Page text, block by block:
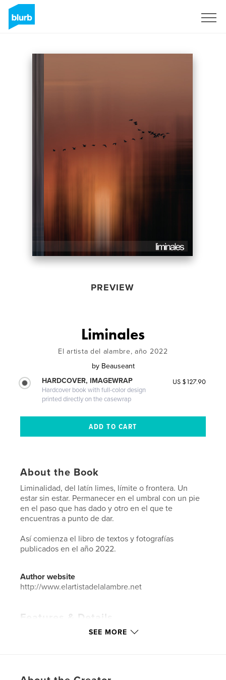
PREVIEW
Liminales
El artista del alambre, año 2022
by Beauseant
HARDCOVER, IMAGEWRAP
Hardcover book with full-color design
printed directly on the casewrap
US $127.90
About the Book
Liminalidad, del latín limes, límite o frontera. Un
estar sin estar. Permanecer en el umbral con un pie
en el paso que has dado y otro en el que te
encuentras a punto de dar.
Así comienza el libro de textos y fotografías
publicados en el año 2022.
Author website
http://www.elartistadelalambre.net
Features & Details
Fine Art Photography
SEE MORE